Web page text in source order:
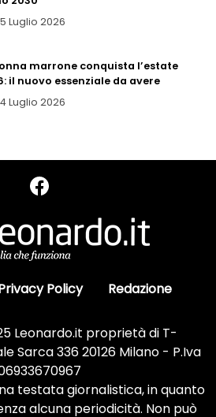
Luglio 2026
marrone conquista l’estate
il nuovo essenziale da avere
Luglio 2026
Policy Redazione
Leonardo.it proprietà di T-
Sarca 336 20126 Milano - P.Iva
testata giornalistica, in quanto
alcuna periodicità. Non può